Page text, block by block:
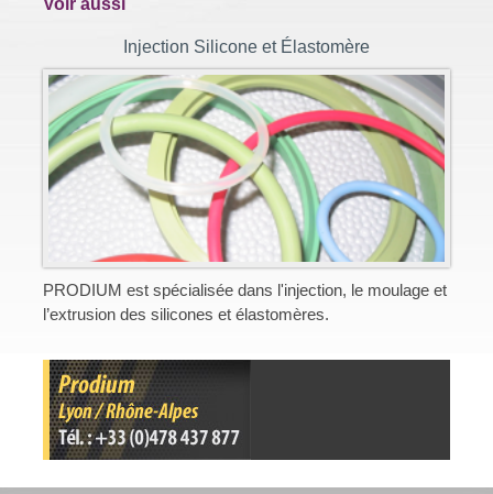
Injection Silicone et Élastomère
PRODIUM est spécialisée dans l'injection, le moulage et
l’extrusion des silicones et élastomères.